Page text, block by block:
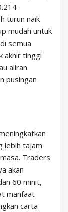
turun naik
mudah untuk
semua
akhir tinggi
aliran
pusingan
lebih tajam
Traders
akan
60 minit,
manfaat
carta